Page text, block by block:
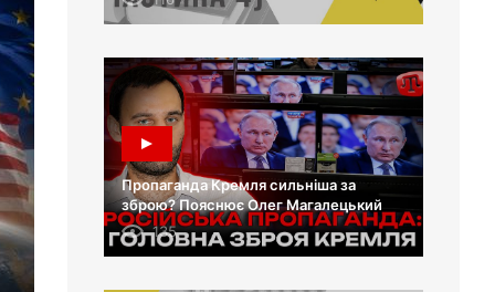
Пропаганда Кремля сильніша за
зброю? Пояснює Олег Магалецький
135